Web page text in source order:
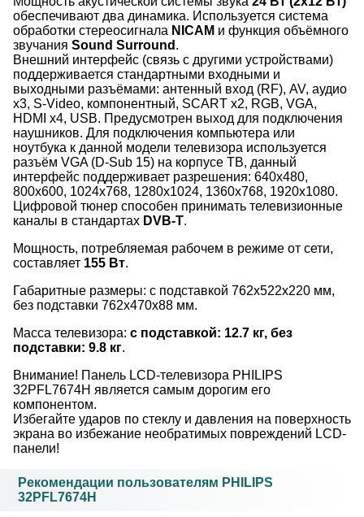
обеспечивают два динамика. Используется система
обработки стереосигнала NICAM и функция объёмного
звучания Sound Surround .
Внешний интерфейс (связь с другими устройствами)
поддерживается стандартными входными и
выходными разъёмами: антенный вход (RF), AV, аудио
x3, S-Video, компонентный, SCART x2, RGB, VGA,
HDMI x4, USB. Предусмотрен выход для подключения
наушников. Для подключения компьютера или
ноутбука к данной модели телевизора используется
разъём VGA (D-Sub 15) на корпусе ТВ, данный
интерфейс поддерживает разрешения: 640x480,
800x600, 1024x768, 1280x1024, 1360x768, 1920x1080.
Цифровой тюнер способен принимать телевизионные
каналы в стандартах DVB-T.
Мощность, потребляемая рабочем в режиме от сети,
составляет 155 Вт.
Габаритные размеры: с подставкой 762x522x220 мм,
без подставки 762x470x88 мм.
Масса телевизора: с подставкой: 12.7 кг, без
подставки: 9.8 кг.
Внимание! Панель LCD-телевизора PHILIPS
32PFL7674H является самым дорогим его
компонентом.
Избегайте ударов по стеклу и давления на поверхность
экрана во избежание необратимых повреждений LCD-
панели!
Рекомендации пользователям PHILIPS
32PFL7674H